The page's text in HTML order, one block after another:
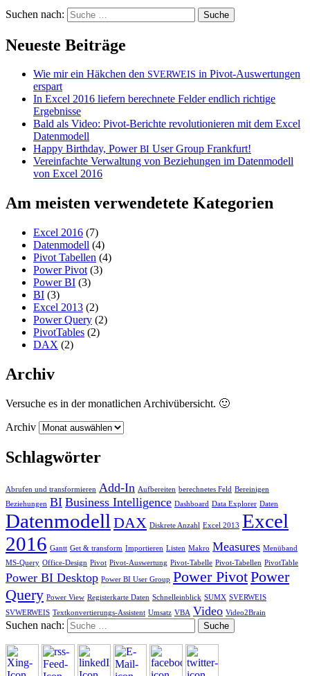
Suchen nach:
Neueste Beiträge
Wie mir ein Häkchen den SVERWEIS in Pivot-Auswertungen
erspart
In Excel 2016 liefern berechnete Felder endlich richtige
Ergebnisse
Bald als Video: Pivot-Berichte revolutionieren mit dem Excel
Datenmodell
Happy Birthday, PowerBI User Group Frankfurt!
Vereinfachte Verwaltung von Beziehungen im Datenmodell
von Excel 2016
Am meisten verwendetete Kategorien
Excel 2016 (7)
Datenmodell (4)
Pivot Tabellen (4)
Power Pivot (3)
Power BI (3)
BI (3)
Excel 2013 (2)
Power Query (2)
PivotTables (2)
DAX (2)
Archiv
Versuche es in der monatlichen Archivübersicht. 🙂
Archiv
Schlagwörter
Abrufen und transformieren Add-In Aufbereiten berechnetes Feld Bereinigen
Beziehungen BI Business Intelligence Dashboard Data Explorer Daten
Datenmodell DAX Diskrete Anzahl Excel 2013 Excel
2016 Gantt Get & transform Importieren Listen Makro Measures Menüband
MS-Query Office-Design Pivot Pivot-Auswertung Pivot-Tabelle Pivot-Tabellen PivotTable
Power BI Desktop Power BI User Group Power PivotPower
Query Power View Registerkarte Daten Schnelleinblick SUMX SVERWEIS
SVWERWEIS Textkonvertierungs-Assistent Umsatz VBA Video Video2Brain
Suchen nach: